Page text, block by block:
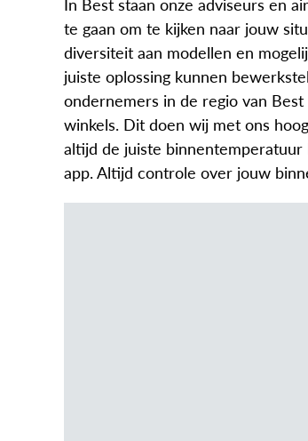
In Best staan onze adviseurs en
te gaan om te kijken naar jouw
diversiteit aan modellen en
juiste oplossing kunnen
ondernemers in de regio van
winkels. Dit doen wij met ons
altijd de juiste
app. Altijd controle over jouw